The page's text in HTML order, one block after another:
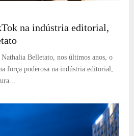
na indústria editorial,
Belletato, nos últimos anos, o
força poderosa na indústria editorial,